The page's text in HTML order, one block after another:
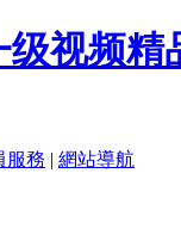
视频
服務 | 網站導航